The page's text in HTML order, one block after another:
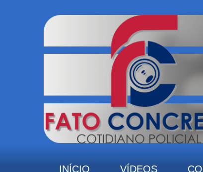
INÍCIO VÍDEOS